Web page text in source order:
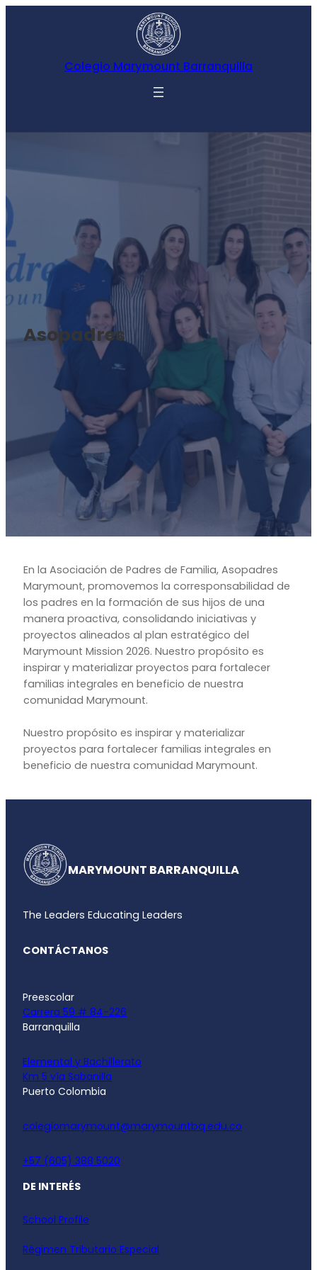
Colegio Marymount Barranquilla
Asopadres
En la Asociación de Padres de Familia, Asopadres
Marymount, promovemos la corresponsabilidad de
los padres en la formación de sus hijos de una
manera proactiva, consolidando iniciativas y
proyectos alineados al plan estratégico del
Marymount Mission 2026. Nuestro propósito es
inspirar y materializar proyectos para fortalecer
familias integrales en beneficio de nuestra
comunidad Marymount.
Nuestro propósito es inspirar y materializar
proyectos para fortalecer familias integrales en
beneficio de nuestra comunidad Marymount.
MARYMOUNT BARRANQUILLA
The Leaders Educating Leaders
CONTÁCTANOS
Preescolar
Carrera 59 # 84-226
Barranquilla
Elemental y Bachillerato
Km 5 vía Sabanilla
Puerto Colombia
colegiomarymount@marymountbq.edu.co
+57 (605) 388 5020
DE INTERÉS
School Profile
Régimen Tributario Especial